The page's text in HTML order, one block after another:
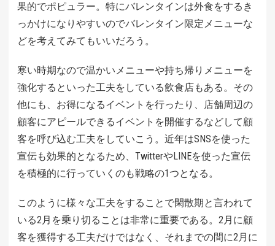
果的でポピュラー。特にバレンタインは外食をするき
っかけになりやすいのでバレンタイン限定メニューな
どを考えてみてもいいだろう。
寒い時期なので温かいメニューや持ち帰りメニューを
強化するといった工夫をしている飲食店もある。その
他にも、お得になるイベントを行ったり、店舗周辺の
顧客にアピールできるイベントを開催するなどして顧
客を呼び込む工夫をしていこう。近年はSNSを使った
宣伝も効果的となるため、TwitterやLINEを使った宣伝
を積極的に行っていくのも戦略の1つとなる。
このように様々な工夫をすることで閑散期と言われて
いる2月を乗り切ることは非常に重要である。2月に顧
客を獲得する工夫だけではなく、それまでの間に2月に